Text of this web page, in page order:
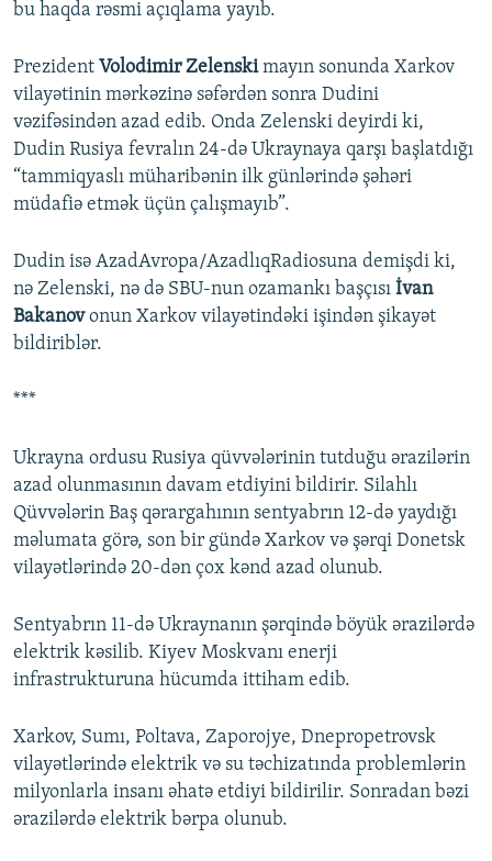
bu haqda rəsmi açıqlama yayıb.
Prezident Volodimir Zelenskimayın sonunda Xarkov
vilayətinin mərkəzinə səfərdən sonra Dudini
vəzifəsindən azad edib. Onda Zelenski deyirdi ki,
Dudin Rusiya fevralın 24-də Ukraynaya qarşı başlatdığı
“tammiqyaslı müharibənin ilk günlərində şəhəri
müdafiə etmək üçün çalışmayıb”.
Dudin isə AzadAvropa/AzadlıqRadiosuna demişdi ki,
nə Zelenski, nə də SBU-nun ozamankı başçısı İvan
Bakanovonun Xarkov vilayətindəki işindən şikayət
bildiriblər.
***
Ukrayna ordusu Rusiya qüvvələrinin tutduğu ərazilərin
azad olunmasının davam etdiyini bildirir. Silahlı
Qüvvələrin Baş qərargahının sentyabrın 12-də yaydığı
məlumata görə, son bir gündə Xarkov və şərqi Donetsk
vilayətlərində 20-dən çox kənd azad olunub.
Sentyabrın 11-də Ukraynanın şərqində böyük ərazilərdə
elektrik kəsilib. Kiyev Moskvanı enerji
infrastrukturuna hücumda ittiham edib.
Xarkov, Sumı, Poltava, Zaporojye, Dnepropetrovsk
vilayətlərində elektrik və su təchizatında problemlərin
milyonlarla insanı əhatə etdiyi bildirilir. Sonradan bəzi
ərazilərdə elektrik bərpa olunub.